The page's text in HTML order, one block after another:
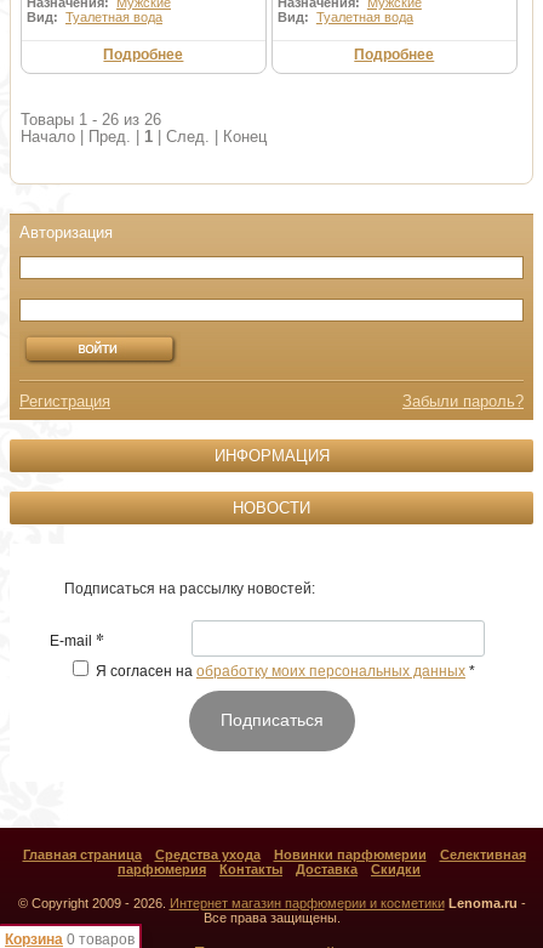
Вид: Туалетная вода
Подробнее
Вид: Туалетная вода
Подробнее
Товары 1 - 26 из 26
Начало | Пред. | 1 | След. | Конец
Корзина 0 товаров
Регистрация Забыли пароль?
ИНФОРМАЦИЯ
НОВОСТИ
Подписаться на рассылку новостей:
E-mail *
Я согласен на обработку моих персональных данных *
Подписаться
Главная страница Средства ухода Новинки парфюмерии
Селективная
парфюмерия
Контакты Доставка Скидки
© Copyright 2009 - 2026. Интернет магазин парфюмерии и косметики Lenoma.ru -
Все права защищены.